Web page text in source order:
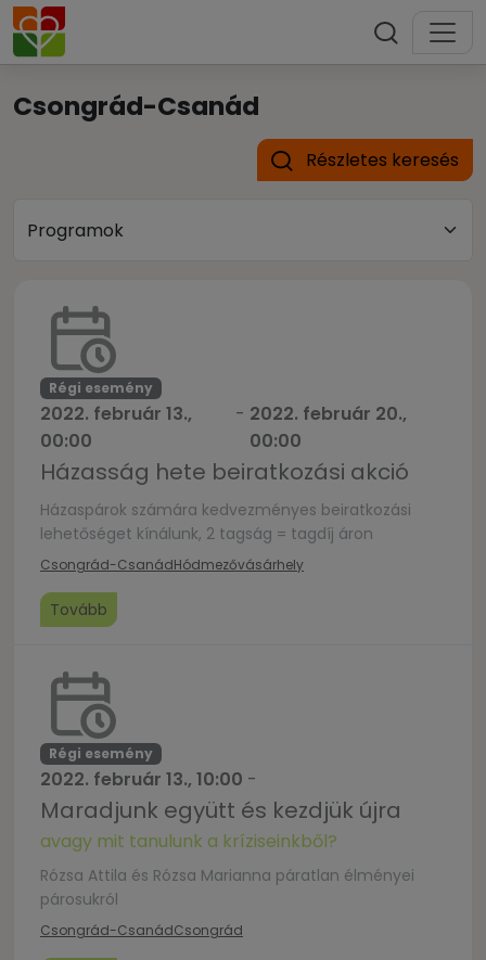
Csongrád-Csanád
Részletes keresés
Régi esemény
2022. február 13.,
00:00
- 2022. február 20.,
00:00
Házasság hete beiratkozási akció
Házaspárok számára kedvezményes beiratkozási
lehetőséget kínálunk, 2 tagság = tagdíj áron
Csongrád-CsanádHódmezővásárhely
Tovább
Régi esemény
2022. február 13., 10:00 -
Maradjunk együtt és kezdjük újra
avagy mit tanulunk a kríziseinkből?
Rózsa Attila és Rózsa Marianna páratlan élményei
párosukról
Csongrád-CsanádCsongrád